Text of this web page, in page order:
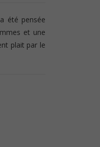
a été pensée
et une
plait par le